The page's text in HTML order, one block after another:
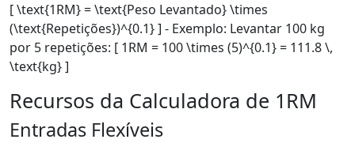
[ \text{1RM} = \text{Peso Levantado} \times
(\text{Repetições})^{0.1} ] - Exemplo: Levantar 100 kg
por 5 repetições: [ 1RM = 100 \times (5)^{0.1} = 111.8 \,
\text{kg} ]
Recursos da Calculadora de 1RM
Entradas Flexíveis